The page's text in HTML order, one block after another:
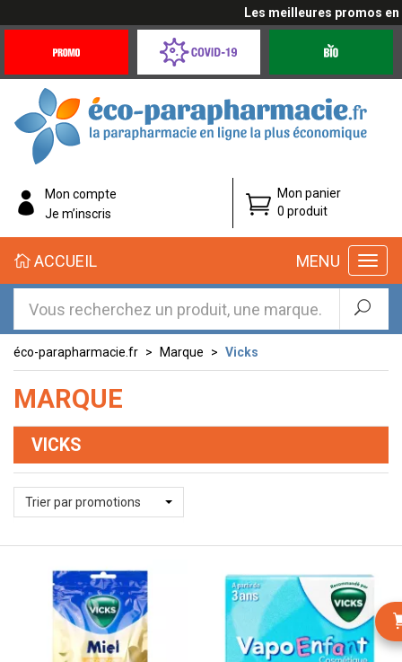
Les meilleures promos en
Offres
Coronavirus
éco-
parapharmacie.fr
éco-
parapharmacie.fr
Mon compte
Je m’inscris
Mon panier
0 produit
MENU
ACCUEIL
éco-parapharmacie.fr Marque Vicks
MARQUE
VICKS
Trier par promotions